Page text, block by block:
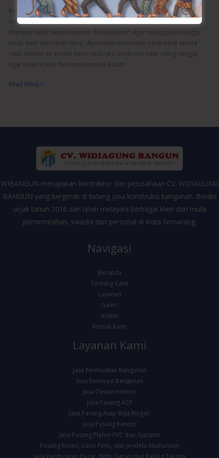
Railing tangga adalah salah satu elemen penting dalam rumah yang
tidak hanya berfungsi sebagai pengaman, tetapi juga berperan dalam
mempercantik desain interior dan eksterior. Agar railing pada tangga
tetap awet dan tahan lama, diperlukan perawatan yang tepat secara
rutin. Berikut ini adalah beberapa cara untuk merawat railing tangga
agar tetap kokoh dan tampil prima dalam
Read More »
WIBANGUN merupakan kontraktor dari perusahaan CV. WIDIAGUNG
BANGUN yang bergerak di bidang jasa konstruksi bangunan. Berdiri
sejak tahun 2016 dan telah melayani berbagai klien dari mulai
pemerintahan, swasta dan personal di Kota Semarang.
Navigasi
Beranda
Tentang Kami
Layanan
Galeri
Artikel
Kontak Kami
Layanan Kami
Jasa Pembuatan Bangunan
Jasa Renovasi Bangunan
Jasa Desain Interior
Jasa Pasang ACP
Jasa Pasang Atap Baja Ringan
Jasa Pasang Kanopi
Jasa Pasang Plafon PVC dan Gypsum
Pasang Kusen, Daun Pintu, dan Jendela Alumunium
Jasa Pembuatan Pagar, Pintu Garasi dan Railing Tangga